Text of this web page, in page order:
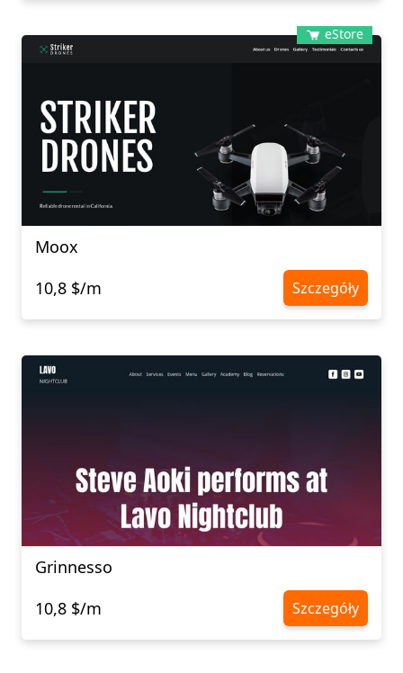
eStore
Moox
10,8 $/m
Szczegóły
Grinnesso
10,8 $/m
Szczegóły